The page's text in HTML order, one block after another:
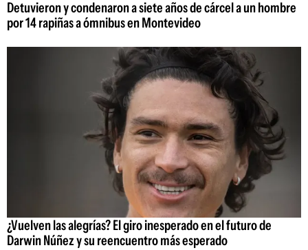
Detuvieron y condenaron a siete años de cárcel a un hombre
por 14 rapiñas a ómnibus en Montevideo
¿Vuelven las alegrías? El giro inesperado en el futuro de
Darwin Núñez y su reencuentro más esperado